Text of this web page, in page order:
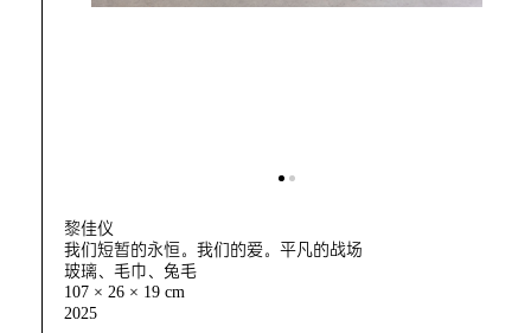
黎佳仪
我们短暂的永恒。我们的爱。平凡的战场
玻璃、毛巾、兔毛
107 × 26 × 19 cm
2025